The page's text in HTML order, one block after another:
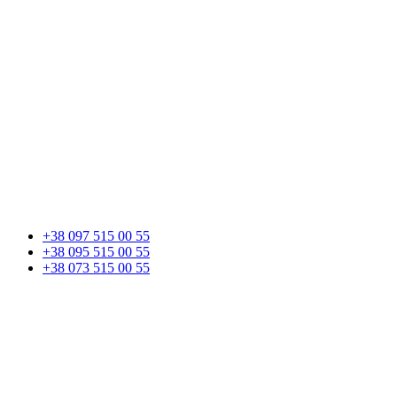
+38 097 515 00 55
+38 095 515 00 55
+38 073 515 00 55